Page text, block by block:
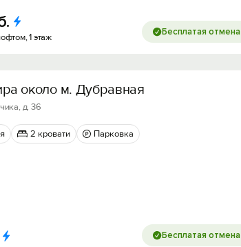
1 этаж Бесплатая отмена
около м. Дубравная
д. 36
2 кровати Парковка
Бесплатая отмена